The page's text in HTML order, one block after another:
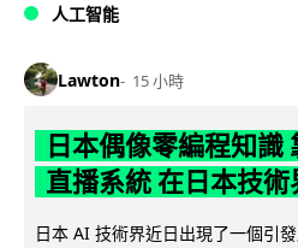
人工智能
Lawton 15 小時
日本偶像零編程知識
直播系統 在日本技
日本 AI 技術界近日出現了一個引